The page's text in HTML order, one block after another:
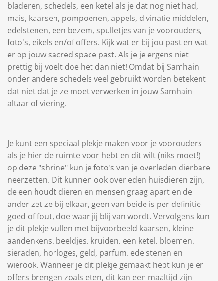
bladeren, schedels, een ketel als je dat nog niet had,
mais, kaarsen, pompoenen, appels, divinatie middelen,
edelstenen, een bezem, spulletjes van je voorouders,
foto's, eikels en/of offers. Kijk wat er bij jou past en wat
er op jouw sacred space past. Als je je ergens niet
prettig bij voelt doe het dan niet! Omdat bij Samhain
onder andere schedels veel gebruikt worden betekent
dat niet dat je ze moet verwerken in jouw Samhain
altaar of viering.
Je kunt een speciaal plekje maken voor je voorouders
als je hier de ruimte voor hebt en dit wilt (niks moet!)
op deze "shrine" kun je foto's van je overleden dierbare
neerzetten. Dit kunnen ook overleden huisdieren zijn,
de een houdt dieren en mensen graag apart en de
ander zet ze bij elkaar, geen van beide is per definitie
goed of fout, doe waar jij blij van wordt. Vervolgens kun
je dit plekje vullen met bijvoorbeeld kaarsen, kleine
aandenkens, beeldjes, kruiden, een ketel, bloemen,
sieraden, horloges, geld, parfum, edelstenen en
wierook. Wanneer je dit plekje gemaakt hebt kun je er
offers brengen zoals eten, dit kan een maaltijd zijn